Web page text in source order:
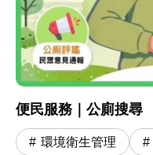
便民服務｜公廁搜尋
環境衛生管理